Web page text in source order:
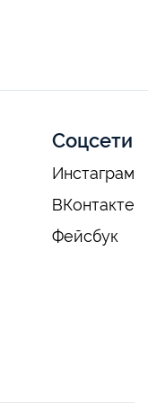
Соцсети
Инстаграм
ВКонтакте
Фейсбук